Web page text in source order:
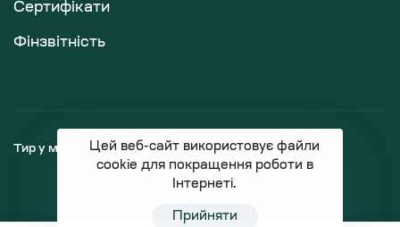
Сертифікати
Фінзвітність
Тир у м.Дніпро Магазин зброї
Цей веб-сайт використовує файли
cookie для покращення роботи в
Інтернеті.
Прийняти